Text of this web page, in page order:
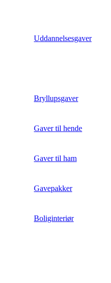
Uddannelsesgaver
Bryllupsgaver
Gaver til hende
Gaver til ham
Gavepakker
Boliginteriør